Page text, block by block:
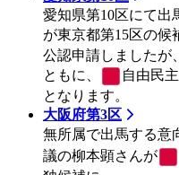
愛知県第10区にて出
が東京都第15区の候
公認申請しましたが
ともに、
自由民
となります。
大阪府第3区
無所属で出馬する意
議の柳本顕さんが